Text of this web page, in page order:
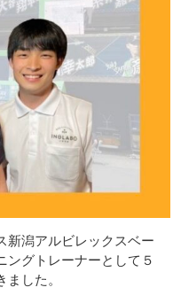
新潟アルビレックスベー
ングトレーナーとして５
した。